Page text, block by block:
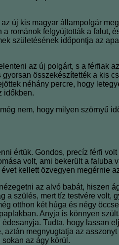
új kis magyar állampolgár
felgyújtották a falut,
születésének időpontja az
az új polgárt, s a férfiak
összekészítették a kis
néhány percre, hogy
időkben.
nem, hogy milyen szörnyű
értük. Gondos, precíz férfi
volt, ami bekerült a faluba
kellett özvegyen megérnie
az alvó babát, hiszen
szülés, mert tíz testvére volt,
otthon két húga és négy
Anyja is könnyen
Tudta, hogy lassan
megnyugtatja az
az ágy körül.